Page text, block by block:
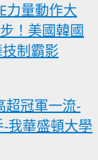
力量動作大
！美國韓國
制霸影
超冠軍一流-
我華盛頓大學